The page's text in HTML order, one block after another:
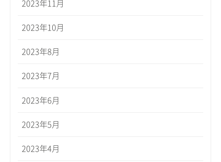
2023年11月
2023年10月
2023年8月
2023年7月
2023年6月
2023年5月
2023年4月